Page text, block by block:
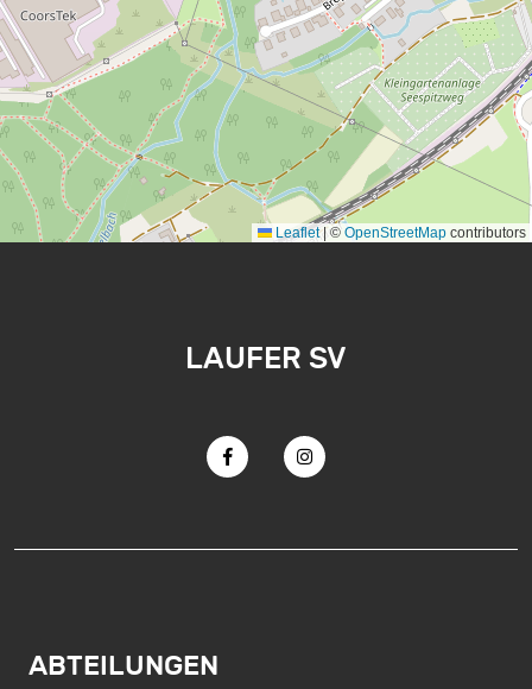
Leaflet |© OpenStreetMap contributors
LAUFER SV
ABTEILUNGEN